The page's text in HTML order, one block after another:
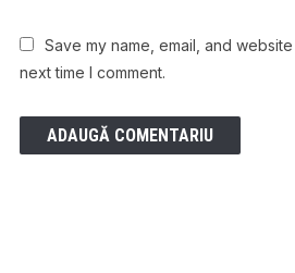
Save my name, email, and
next time I comment.